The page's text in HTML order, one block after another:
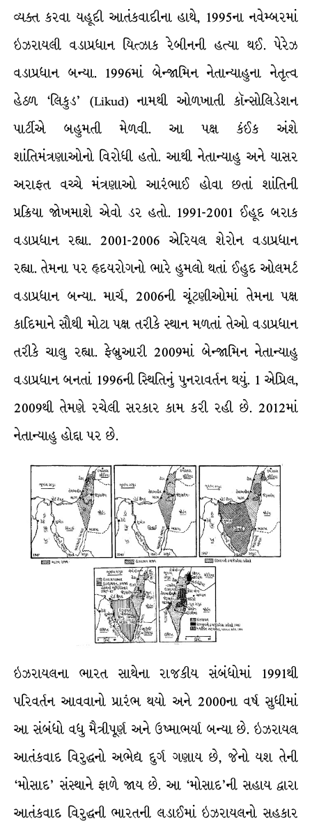
વ્યક્ત કરવા યહૂદી આતંકવાદીના હાથે, 1995ના નવેમ્બરમાં
ઇઝરાયલી વડાપ્રધાન યિત્ઝાક રેબીનની હત્યા થઈ. પેરેઝ
વડાપ્રધાન બન્યા. 1996માં બેન્જામિન નેતાન્યાહુના નેતૃત્વ
હેઠળ ‘લિકુડ’ (Likud) નામથી ઓળખાતી કૉન્સોલિડેશન
પાર્ટીએ બહુમતી મેળવી. આ પક્ષ કંઈક અંશે
શાંતિમંત્રણાઓનો વિરોધી હતો. આથી નેતાન્યાહુ અને યાસર
અરાફત વચ્ચે મંત્રણાઓ આરંભાઈ હોવા છતાં શાંતિની
પ્રક્રિયા જોખમાશે એવો ડર હતો. 1991-2001 ઈહૂદ બરાક
વડાપ્રધાન રહ્યા. 2001-2006 એરિયલ શેરોન વડાપ્રધાન
રહ્યા. તેમના પર હૃદયરોગનો ભારે હુમલો થતાં ઈહુદ ઓલમર્ટ
વડાપ્રધાન બન્યા. માર્ચ, 2006ની ચૂંટણીઓમાં તેમના પક્ષ
કાદિમાને સૌથી મોટા પક્ષ તરીકે સ્થાન મળતાં તેઓ વડાપ્રધાન
તરીકે ચાલુ રહ્યા. ફેબ્રુઆરી 2009માં બેન્જામિન નેતાન્યાહુ
વડાપ્રધાન બનતાં 1996ની સ્થિતિનું પુનરાવર્તન થયું. 1 એપ્રિલ,
2009થી તેમણે રચેલી સરકાર કામ કરી રહી છે. 2012માં
નેતાન્યાહુ હોદ્દા પર છે.
ઇઝરાયલના ભારત સાથેના રાજકીય સંબંધોમાં 1991થી
પરિવર્તન આવવાનો પ્રારંભ થયો અને 2000ના વર્ષ સુધીમાં
આ સંબંધો વધુ મૈત્રીપૂર્ણ અને ઉષ્માભર્યા બન્યા છે. ઇઝરાયલ
આતંકવાદ વિરુદ્ધનો અભેદ્ય દુર્ગ ગણાય છે, જેનો યશ તેની
‘મોસાદ’ સંસ્થાને ફાળે જાય છે. આ ‘મોસાદ’ની સહાય દ્વારા
આતંકવાદ વિરુદ્ધની ભારતની લડાઈમાં ઇઝરાયલનો સહકાર